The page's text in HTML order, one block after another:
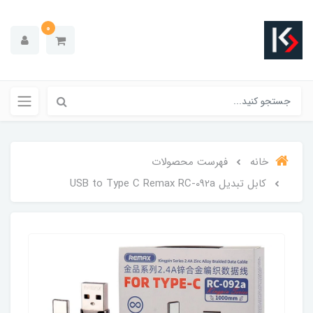
0
خانه
فهرست محصولات
کابل تبدیل USB to Type C Remax RC-092a